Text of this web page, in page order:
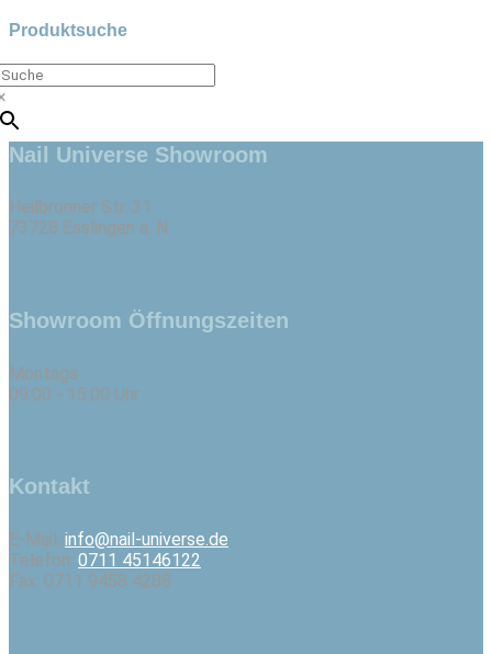
Produktsuche
Nail Universe Showroom
Heilbronner Str. 31
73728 Esslingen a. N.
Showroom Öffnungszeiten
Montags
09:00 - 15:00 Uhr
Kontakt
E-Mail: info@nail-universe.de
Telefon: 0711 45146122
Fax: 0711 9458 4288